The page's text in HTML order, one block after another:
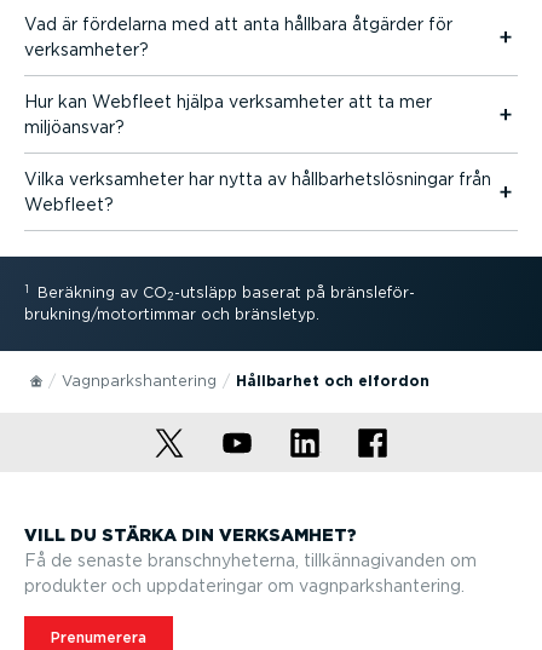
Vad är fördelarna med att anta hållbara åtgärder för
verksam­heter?
Hur kan Webfleet hjälpa verksam­heter att ta mer
miljöansvar?
Vilka verksam­heter har nytta av hållbar­hets­lös­ningar från
Webfleet?
1 Beräkning av CO2-utsläpp baserat på bräns­le­för­
brukning/motortimmar och bränsletyp.
Vagnparks­han­tering Hållbarhet och elfordon
VILL DU STÄRKA DIN VERKSAMHET?
Få de senaste branschny­he­terna, tillkän­na­gi­vanden om
produkter och uppda­te­ringar om vagnparks­han­tering.
Prenumerera